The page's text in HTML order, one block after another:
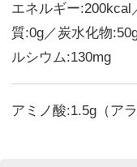
エネルギー:200kcal
質:0g／炭水化物
ルシウム:130mg
アミノ酸:1.5g（ア